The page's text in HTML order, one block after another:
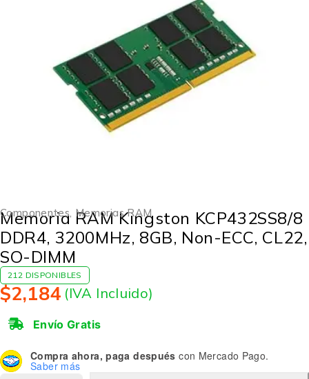
Componentes, Memorias RAM
Memoria RAM Kingston KCP432SS8/8
DDR4, 3200MHz, 8GB, Non-ECC, CL22,
SO-DIMM
212 DISPONIBLES
$2,184 (IVA Incluido)
Envío Gratis
Compra ahora, paga después con Mercado Pago.
Saber más